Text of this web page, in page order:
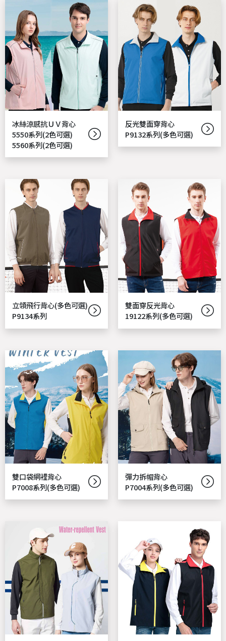
冰絲涼感抗ＵＶ背心
5550系列(2色可選)
5560系列(2色可選)
反光雙面穿背心
P9132系列(多色可選)
立領飛行背心(多色可選)
P9134系列
雙面穿反光背心
19122系列(多色可選)
雙口袋網裡背心
P7008系列(多色可選)
彈力拆帽背心
P7004系列(多色可選)